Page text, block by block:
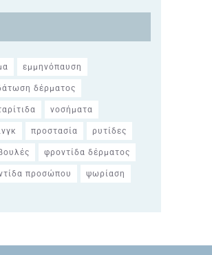
εμμηνόπαυση
δέρματος
νοσήματα
προστασία ρυτίδες
φροντίδα δέρματος
προσώπου ψωρίαση